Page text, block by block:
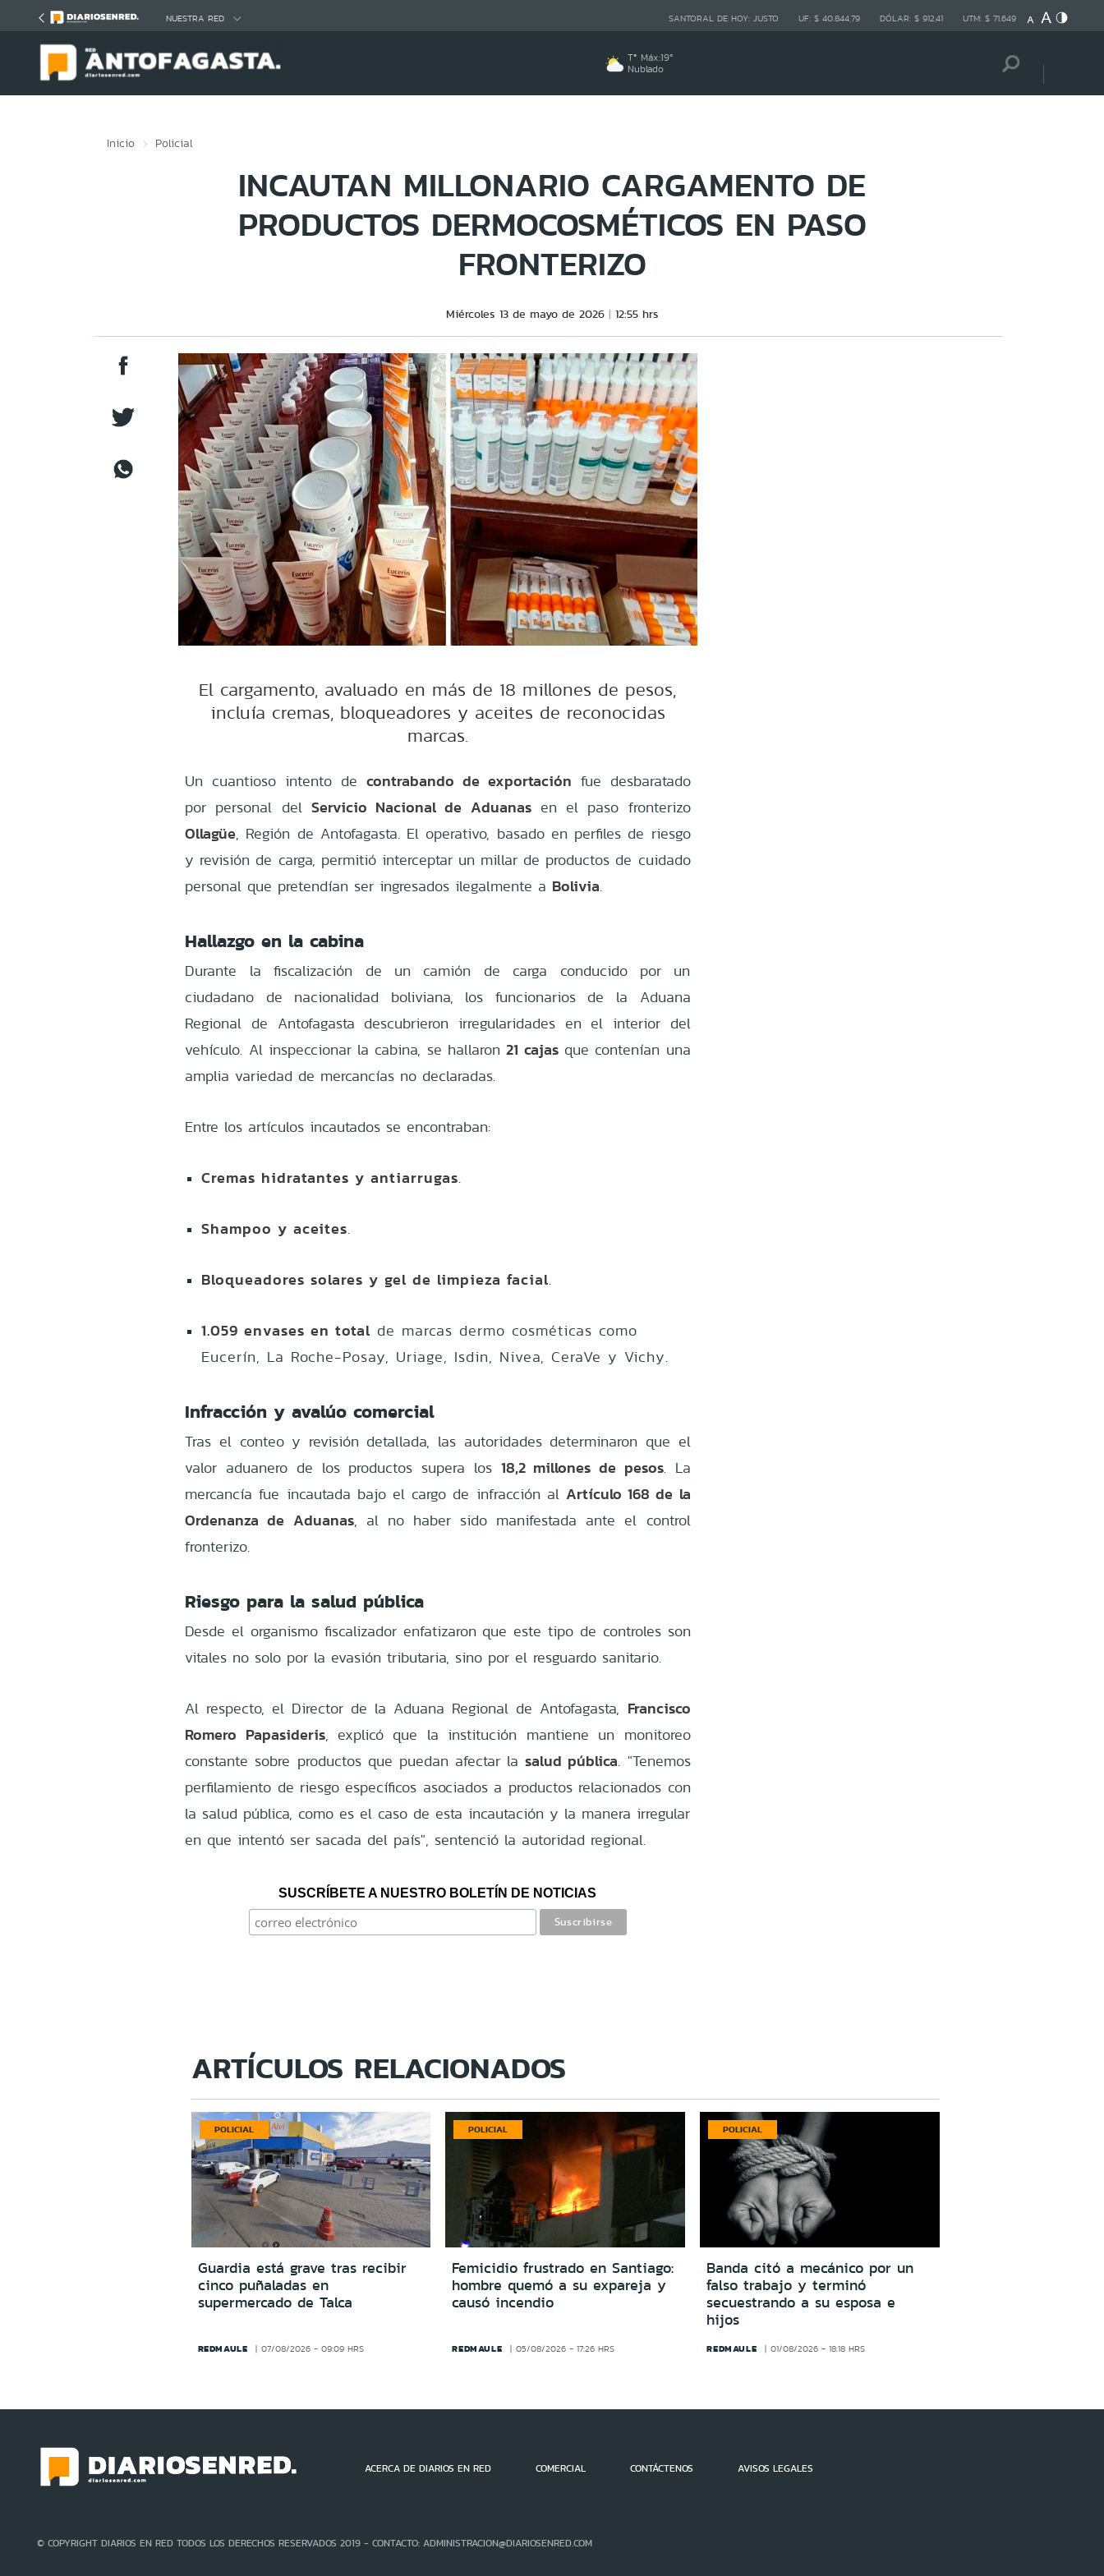
NUESTRA RED SANTORAL DE HOY: JUSTO UF: $ 40.844,79 DÓLAR: $ 912,41 UTM: $ 71.649
Tª Máx:19º
Nublado
Inicio Policial
INCAUTAN MILLONARIO CARGAMENTO DE
PRODUCTOS DERMOCOSMÉTICOS EN PASO
FRONTERIZO
Miércoles 13 de mayo de 2026 12:55 hrs
El cargamento, avaluado en más de 18 millones de pesos,
incluía cremas, bloqueadores y aceites de reconocidas
marcas.
Un cuantioso intento de contrabando de exportación fue desbaratado
por personal del Servicio Nacional de Aduanasen el paso fronterizo
Ollagüe, Región de Antofagasta. El operativo, basado en perfiles de riesgo
y revisión de carga, permitió interceptar un millar de productos de cuidado
personal que pretendían ser ingresados ilegalmente a Bolivia.
Hallazgo en la cabina
Durante la fiscalización de un camión de carga conducido por un
ciudadano de nacionalidad boliviana, los funcionarios de la Aduana
Regional de Antofagasta descubrieron irregularidades en el interior del
vehículo. Al inspeccionar la cabina, se hallaron21 cajasque contenían una
amplia variedad de mercancías no declaradas.
Entre los artículos incautados se encontraban:
Cremas hidratantes y antiarrugas.
Shampoo y aceites.
Bloqueadores solares y gel de limpieza facial.
1.059 envases en total de marcas dermo cosméticas como
Eucerín, La Roche-Posay, Uriage, Isdin, Nivea, CeraVe y Vichy.
Infracción y avalúo comercial
Tras el conteo y revisión detallada, las autoridades determinaron que el
valor aduanero de los productos supera los 18,2 millones de pesos. La
mercancía fue incautada bajo el cargo de infracción al Artículo 168 de la
Ordenanza de Aduanas, al no haber sido manifestada ante el control
fronterizo.
Riesgo para la salud pública
Desde el organismo fiscalizador enfatizaron que este tipo de controles son
vitales no solo por la evasión tributaria, sino por el resguardo sanitario.
Al respecto, el Director de la Aduana Regional de Antofagasta, Francisco
Romero Papasideris, explicó que la institución mantiene un monitoreo
constante sobre productos que puedan afectar lasalud pública. "Tenemos
perfilamiento de riesgo específicos asociados a productos relacionados con
la salud pública, como es el caso de esta incautación y la manera irregular
en que intentó ser sacada del país", sentenció la autoridad regional.
SUSCRÍBETE A NUESTRO BOLETÍN DE NOTICIAS
ARTÍCULOS RELACIONADOS
POLICIAL
Guardia está grave tras recibir
cinco puñaladas en
supermercado de Talca
REDMAULE 07/08/2026 - 09:09 HRS
POLICIAL
Femicidio frustrado en Santiago:
hombre quemó a su expareja y
causó incendio
REDMAULE 05/08/2026 - 17:26 HRS
POLICIAL
Banda citó a mecánico por un
falso trabajo y terminó
secuestrando a su esposa e
hijos
REDMAULE 01/08/2026 - 18:18 HRS
ACERCA DE DIARIOS EN RED COMERCIAL CONTÁCTENOS AVISOS LEGALES
© COPYRIGHT DIARIOS EN RED TODOS LOS DERECHOS RESERVADOS 2019 - CONTACTO: ADMINISTRACION@DIARIOSENRED.COM